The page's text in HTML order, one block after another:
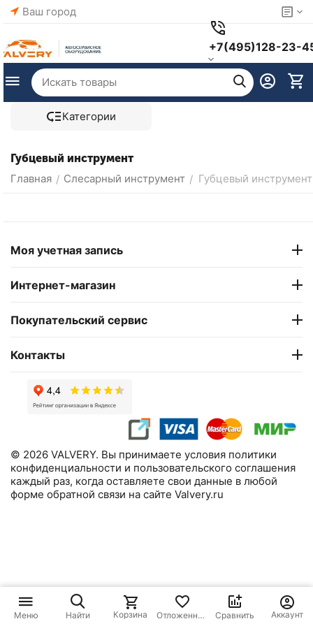
Ваш город
+7(495)128-23-
Категории
Губцевый инструмент
Главная / Слесарный инструмент / Губцевый инструмент
Моя учетная запись
Интернет-магазин
Покупательский сервис
Контакты
© 2026 VALVERY. Вы принимаете условия политики
конфиденциальности и пользовательского соглашения
каждый раз, когда оставляете свои данные в любой
форме обратной связи на сайте Valvery.ru
Меню Найти Корзина
Отложенные
Сравнить Аккаунт